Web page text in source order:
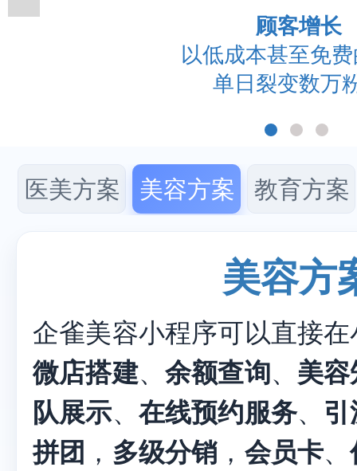
品牌传播
裂变传播过程向
并放大品牌
医美方案 美容方案 教育方案
美容方
企雀美容小程序可以直接
微店搭建、余额查询、 美
队展示、 在线预约服务、
拼团 ， 多级分销 ， 会员卡、